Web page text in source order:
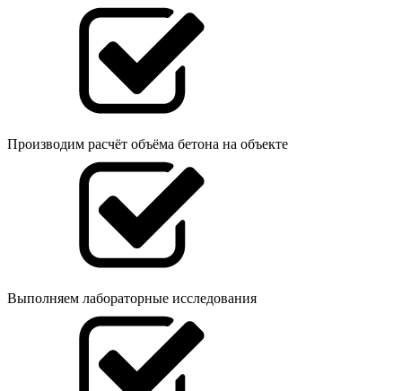
Производим расчёт объёма бетона на объекте
Выполняем лабораторные исследования